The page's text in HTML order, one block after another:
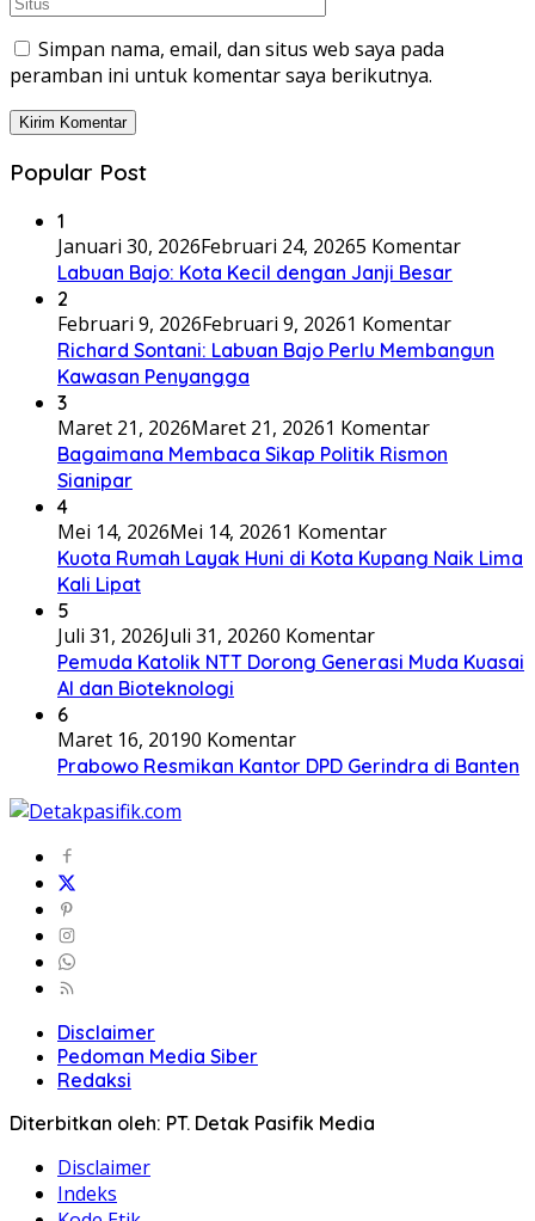
Simpan nama, email, dan situs web saya pada
peramban ini untuk komentar saya berikutnya.
Popular Post
1
Januari 30, 2026Februari 24, 20265 Komentar
Labuan Bajo: Kota Kecil dengan Janji Besar
2
Februari 9, 2026Februari 9, 20261 Komentar
Richard Sontani: Labuan Bajo Perlu Membangun
Kawasan Penyangga
3
Maret 21, 2026Maret 21, 20261 Komentar
Bagaimana Membaca Sikap Politik Rismon
Sianipar
4
Mei 14, 2026Mei 14, 20261 Komentar
Kuota Rumah Layak Huni di Kota Kupang Naik Lima
Kali Lipat
5
Juli 31, 2026Juli 31, 20260 Komentar
Pemuda Katolik NTT Dorong Generasi Muda Kuasai
AI dan Bioteknologi
6
Maret 16, 20190 Komentar
Prabowo Resmikan Kantor DPD Gerindra di Banten
Disclaimer
Pedoman Media Siber
Redaksi
Diterbitkan oleh: PT. Detak Pasifik Media
Disclaimer
Indeks